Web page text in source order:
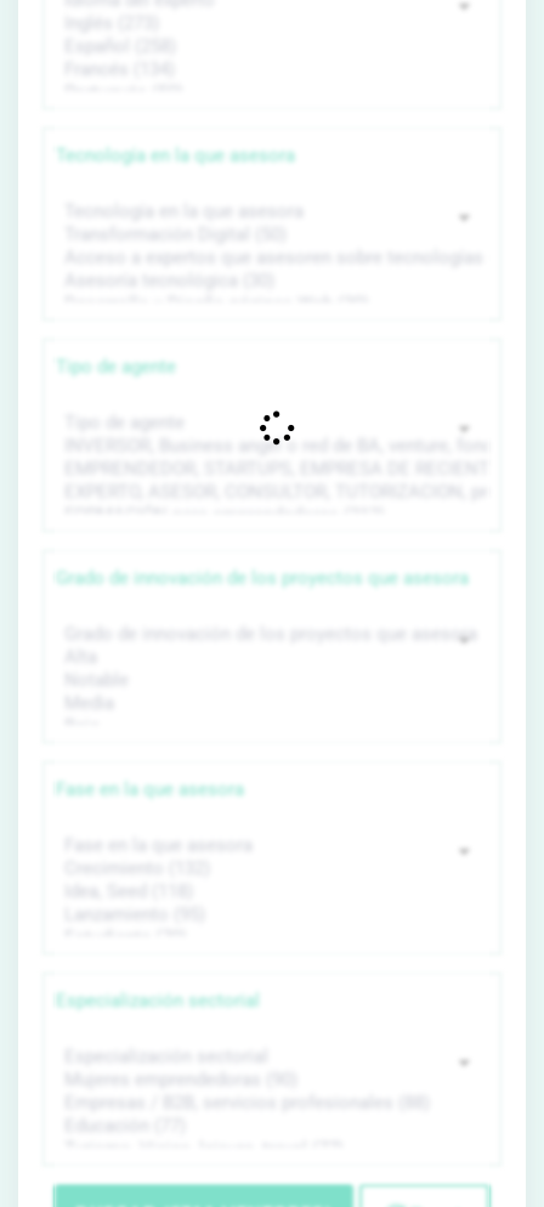
Tecnología en la que asesora
Tipo de agente
Grado de innovación de los proyectos que asesora
Fase en la que asesora
Especialización sectorial